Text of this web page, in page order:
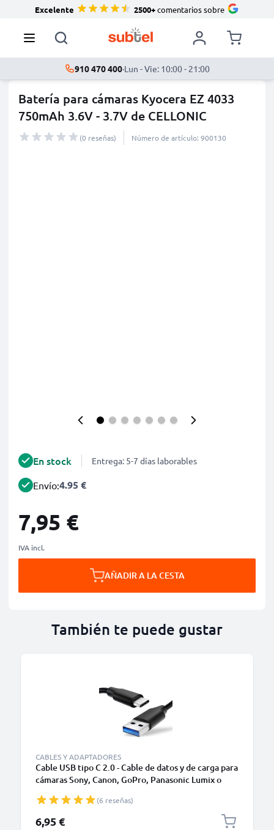
Excelente 2500+comentarios sobre
910 470 400·Lun - Vie: 10:00 - 21:00
Batería para cámaras Kyocera EZ 4033
750mAh 3.6V - 3.7V de CELLONIC
(0 reseñas) Número de artículo: 900130
En stock Entrega: 5-7 días laborables
Envío:4.95 €
7,95 €
IVA incl.
AÑADIR A LA CESTA
También te puede gustar
CABLES Y ADAPTADORES
Cable USB tipo C 2.0 - Cable de datos y de carga para
cámaras Sony, Canon, GoPro, Panasonic Lumix o
cargador USB tipo C(6 reseñas)
6,95 €